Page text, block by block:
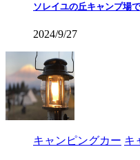
ソレイユの丘キャンプ場
2024/9/27
キャンピングカー キ